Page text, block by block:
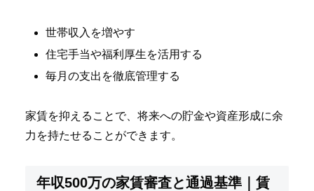
世帯収入を増やす
住宅手当や福利厚生を活用する
毎月の支出を徹底管理する
家賃を抑えることで、将来への貯金や資産形成に余
力を持たせることができます。
年収500万の家賃審査と通過基準｜賃